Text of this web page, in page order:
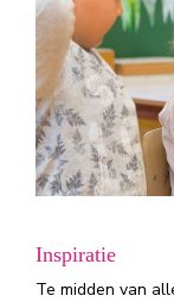
Inspiratie
Te midden van